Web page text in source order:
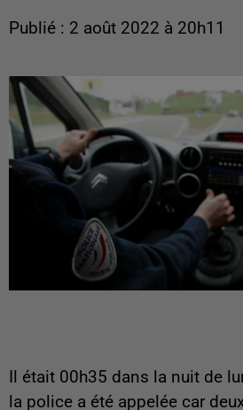
Publié : 2 août 2022 à 20h11
Il était 00h35 dans la nuit de
la police a été appelée car